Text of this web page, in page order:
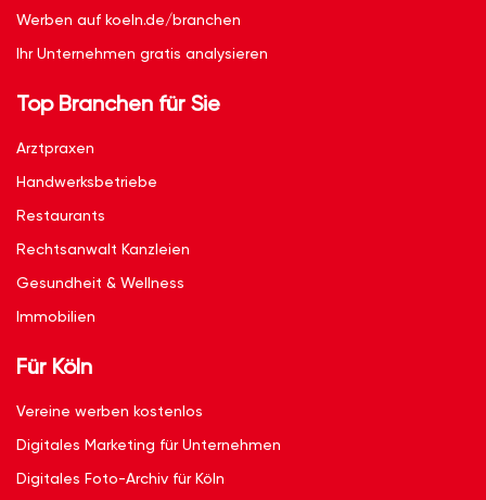
Werben auf koeln.de/branchen
Ihr Unternehmen gratis analysieren
Top Branchen für Sie
Arztpraxen
Handwerksbetriebe
Restaurants
Rechtsanwalt Kanzleien
Gesundheit & Wellness
Immobilien
Für Köln
Vereine werben kostenlos
Digitales Marketing für Unternehmen
Digitales Foto-Archiv für Köln